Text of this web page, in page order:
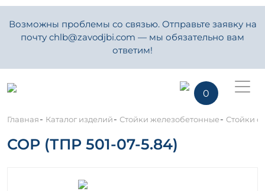
Возможны проблемы со связью. Отправьте заявку на
почту chlb@zavodjbi.com — мы обязательно вам
ответим!
0
Главная- Каталог изделий- Стойки железобетонные- Стойки
СОР (ТПР 501-07-5.84)